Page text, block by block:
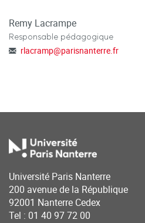
Remy Lacrampe
Responsable pédagogique
rlacramp@parisnanterre.fr
Université Paris Nanterre
200 avenue de la République
92001 Nanterre Cedex
Tel : 01 40 97 72 00